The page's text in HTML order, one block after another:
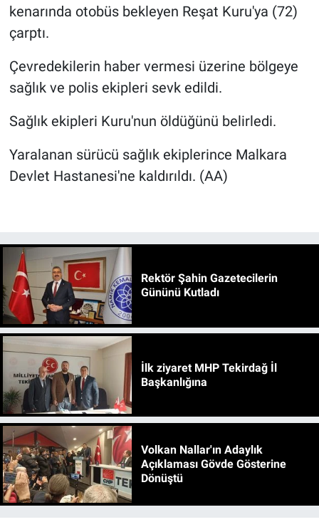
kenarında otobüs bekleyen Reşat Kuru'ya (72)
çarptı.
Çevredekilerin haber vermesi üzerine bölgeye
sağlık ve polis ekipleri sevk edildi.
Sağlık ekipleri Kuru'nun öldüğünü belirledi.
Yaralanan sürücü sağlık ekiplerince Malkara
Devlet Hastanesi'ne kaldırıldı. (AA)
Rektör Şahin Gazetecilerin
Gününü Kutladı
İlk ziyaret MHP Tekirdağ İl
Başkanlığına
Volkan Nallar'ın Adaylık
Açıklaması Gövde Gösterine
Dönüştü